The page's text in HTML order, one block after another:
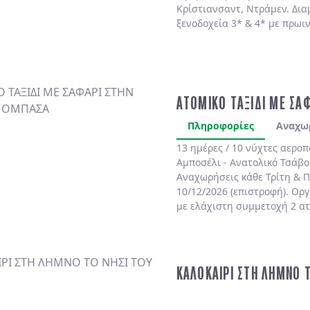
Κρίστιανσαντ, Ντράμεν.
ξενοδοχεία 3* & 4* με
ΑΤΟΜΙΚΟ ΤΑΞΙΔΙ ΜΕ
Πληροφορίες
13 ημέρες / 10 νύχτες
Αμποσέλι - Ανατολικό
Αναχωρήσεις κάθε Τρίτη &
10/12/2026 (επιστροφή).
με ελάχιστη συμμετοχή 2
ΚΑΛΟΚΑΙΡΙ ΣΤΗ ΛΗΜΝΟ